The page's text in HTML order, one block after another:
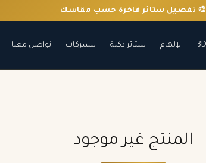
🎨 تفصيل ستائر فاخرة حسب مقاسك
الإلهام ستائر ذكية للشركات تواصل معنا
المنتج غير موجود